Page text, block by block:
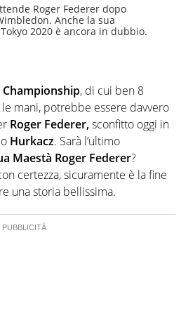
Roger Federer dopo
Anche la sua
2020 è ancora in dubbio.
Championship, di cui ben 8
mani, potrebbe essere davvero
Roger Federer,sconfitto oggi in
Hurkacz. Sarà l’ultimo
Maestà Roger Federer?
certezza, sicuramente è la fine
una storia bellissima.